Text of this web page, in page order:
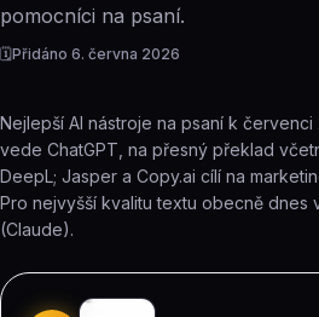
pomocníci na psaní.
🗓️Přidáno 6. června 2026
Nejlepší AI nástroje na psaní k
vede ChatGPT, na přesný překlad
DeepL; Jasper a Copy.ai cílí na
Pro nejvyšší kvalitu textu obecně dnes
(Claude).